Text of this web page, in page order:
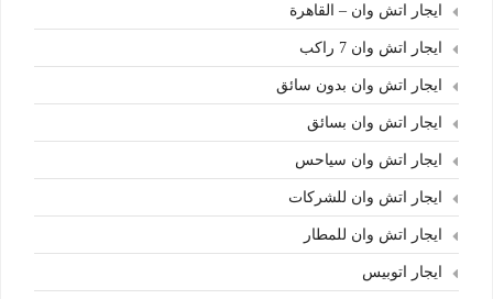
ايجار اتش وان – القاهرة
ايجار اتش وان 7 راكب
ايجار اتش وان بدون سائق
ايجار اتش وان بسائق
ايجار اتش وان سياحس
ايجار اتش وان للشركات
ايجار اتش وان للمطار
ايجار اتوبيس